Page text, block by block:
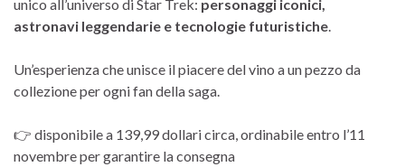
unico all’universo di Star Trek: personaggi iconici,
astronavi leggendarie e tecnologie futuristiche
Un’esperienza che unisce il piacere del vino a un pezzo da
collezione per ogni fan della saga.
👉 disponibile a 139,99 dollari circa, ordinabile entro l’11
novembre per garantire la consegna